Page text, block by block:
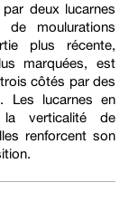
deux lucarnes
de moulurations
plus récente,
marquées, est
côtés par des
Les lucarnes en
la verticalité de
renforcent son